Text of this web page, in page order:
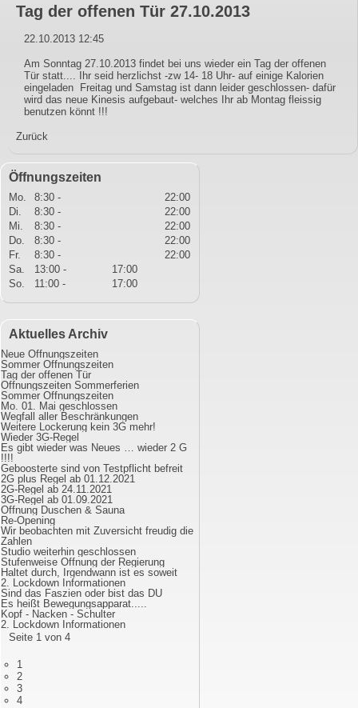
Tag der offenen Tür 27.10.2013
22.10.2013 12:45
Am Sonntag 27.10.2013 findet bei uns wieder ein Tag der offenen
Tür statt.... Ihr seid herzlichst -zw 14- 18 Uhr- auf einige Kalorien
eingeladen Freitag und Samstag ist dann leider geschlossen- dafür
wird das neue Kinesis aufgebaut- welches Ihr ab Montag fleissig
benutzen könnt !!!
Zurück
Öffnungszeiten
Mo. 8:30 -
22:00
Di.
8:30 -
22:00
Mi.
8:30 -
22:00
Do.
8:30 -
22:00
Fr.
8:30 -
22:00
Sa.
13:00 -
17:00
So.
11:00 - 17:00
Aktuelles Archiv
Neue Öffnungszeiten
Sommer Öffnungszeiten
Tag der offenen Tür
Öffnungszeiten Sommerferien
Sommer Öffnungszeiten
Mo. 01. Mai geschlossen
Wegfall aller Beschränkungen
Weitere Lockerung kein 3G mehr!
Wieder 3G-Regel
Es gibt wieder was Neues … wieder 2 G
!!!!
Geboosterte sind von Testpflicht befreit
2G plus Regel ab 01.12.2021
2G-Regel ab 24.11.2021
3G-Regel ab 01.09.2021
Öffnung Duschen & Sauna
Re-Opening
Wir beobachten mit Zuversicht freudig die
Zahlen
Studio weiterhin geschlossen
Stufenweise Öffnung der Regierung
Haltet durch, Irgendwann ist es soweit
2. Lockdown Informationen
Sind das Faszien oder bist das DU
Es heißt Bewegungsapparat.....
Kopf - Nacken - Schulter
2. Lockdown Informationen
Seite 1 von 4
1
2
3
4